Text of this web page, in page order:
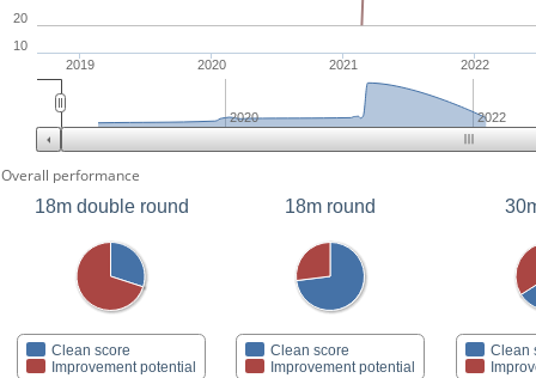
2019 2020 2021 2022
10
20
2020 2022
Overall performance
18m double round
Clean score
Improvement potential
18m round
Clean score
Improvement potential
Clean